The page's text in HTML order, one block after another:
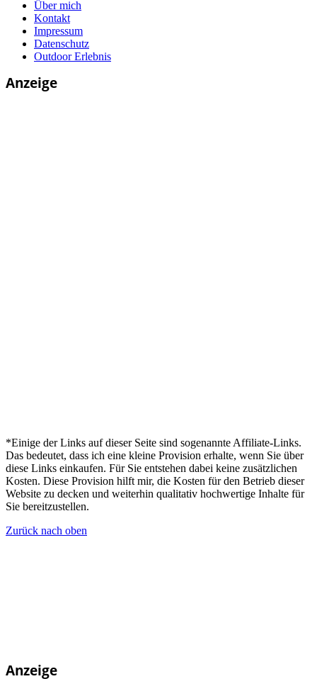
Über mich
Kontakt
Impressum
Datenschutz
Outdoor Erlebnis
Anzeige
*Einige der Links auf dieser Seite sind sogenannte Affiliate-Links.
Das bedeutet, dass ich eine kleine Provision erhalte, wenn Sie über
diese Links einkaufen. Für Sie entstehen dabei keine zusätzlichen
Kosten. Diese Provision hilft mir, die Kosten für den Betrieb dieser
Website zu decken und weiterhin qualitativ hochwertige Inhalte für
Sie bereitzustellen.
Zurück nach oben
Anzeige